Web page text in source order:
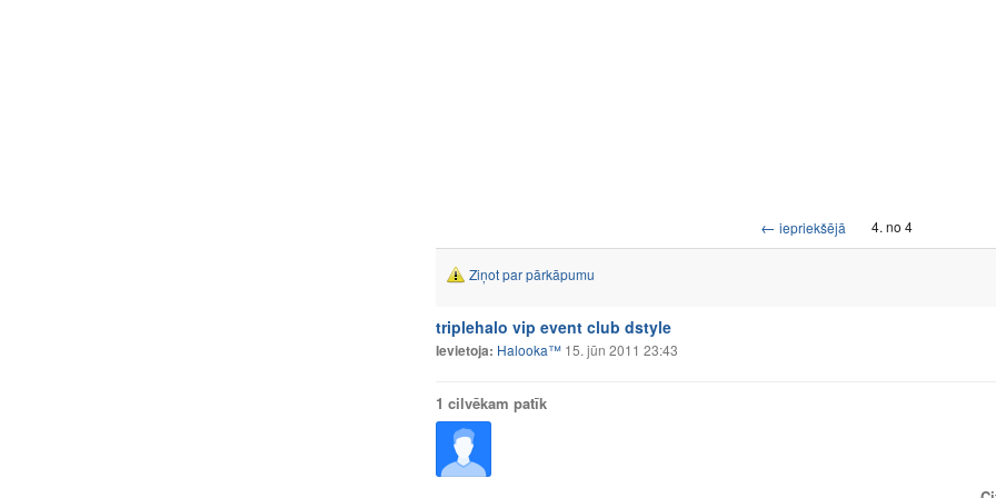
← iepriekšējā 4. no 4
Ziņot par pārkāpumu
triplehalo vip event club dstyle
Ievietoja: Halooka™ 15. jūn 2011 23:43
1 cilvēkam patīk